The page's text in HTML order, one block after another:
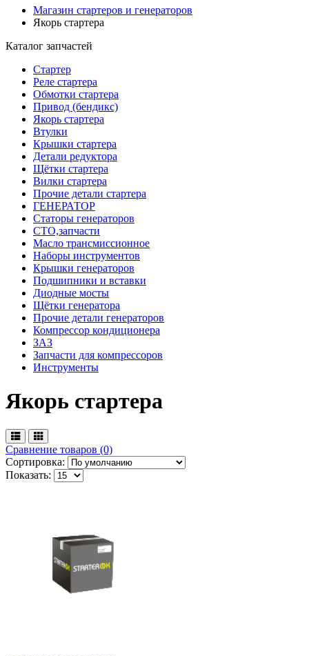
Магазин стартеров и генераторов
Якорь стартера
Каталог запчастей
Стартер
Реле стартера
Обмотки стартера
Привод (бендикс)
Якорь стартера
Втулки
Крышки стартера
Детали редуктора
Щётки стартера
Вилки стартера
Прочие детали стартера
ГЕНЕРАТОР
Статоры генераторов
СТО,запчасти
Масло трансмиссионное
Наборы инструментов
Крышки генераторов
Подшипники и вставки
Диодные мосты
Щётки генератора
Прочие детали генераторов
Компрессор кондиционера
ЗАЗ
Запчасти для компрессоров
Инструменты
Якорь стартера
Сравнение товаров (0)
Сортировка:
Показать: